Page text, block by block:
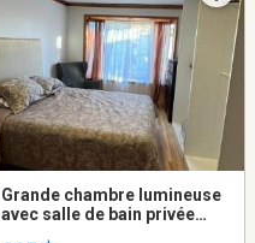
Grande chambre lumineuse
avec salle de bain privée